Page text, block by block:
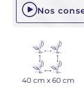
Nos
40 cm x 60 cm